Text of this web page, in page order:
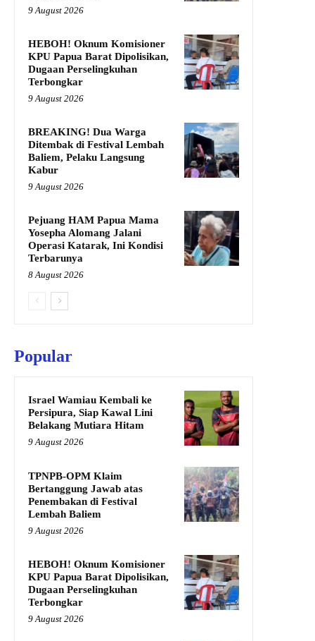
9 August 2026
HEBOH! Oknum Komisioner
KPU Papua Barat Dipolisikan,
Dugaan Perselingkuhan
Terbongkar
9 August 2026
BREAKING! Dua Warga
Ditembak di Festival Lembah
Baliem, Pelaku Langsung
Kabur
9 August 2026
Pejuang HAM Papua Mama
Yosepha Alomang Jalani
Operasi Katarak, Ini Kondisi
Terbarunya
8 August 2026
Popular
Israel Wamiau Kembali ke
Persipura, Siap Kawal Lini
Belakang Mutiara Hitam
9 August 2026
TPNPB-OPM Klaim
Bertanggung Jawab atas
Penembakan di Festival
Lembah Baliem
9 August 2026
HEBOH! Oknum Komisioner
KPU Papua Barat Dipolisikan,
Dugaan Perselingkuhan
Terbongkar
9 August 2026